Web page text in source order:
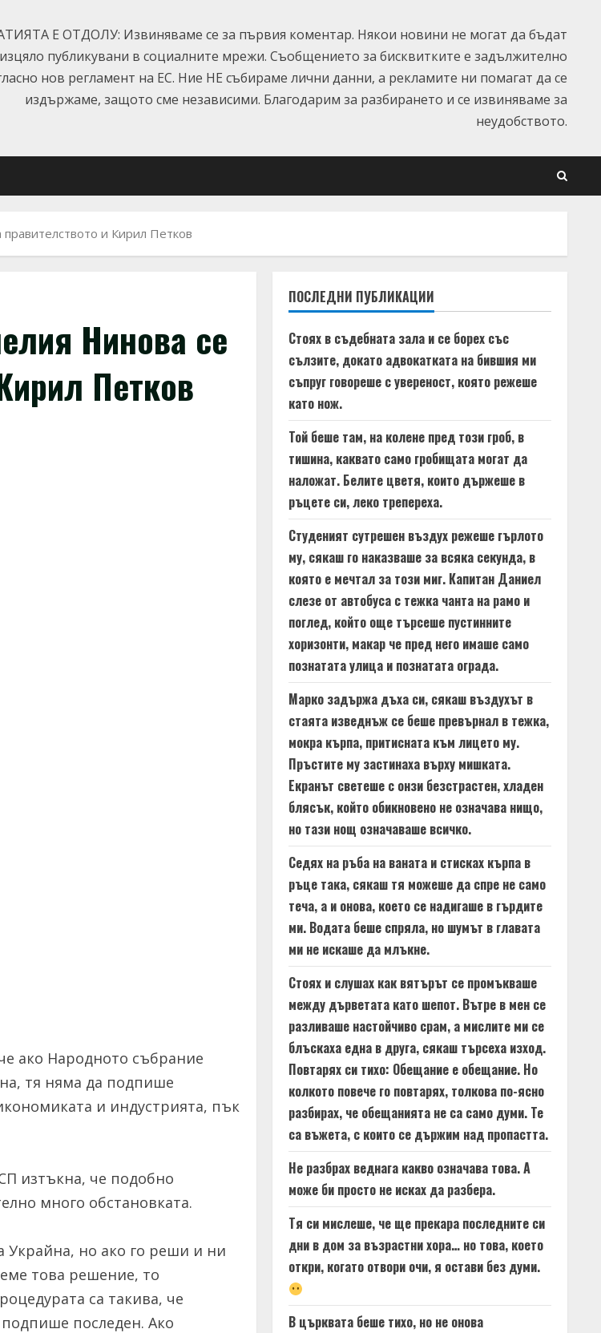
Е ОТДОЛУ: Извиняваме се за първия коментар. Някои новини не могат да бъдат
изцяло публикувани в социалните мрежи. Съобщението за бисквитките е задължително
нов регламент на ЕС. Ние НЕ събираме лични данни, а рекламите ни помагат да се
издържаме, защото сме независими. Благодарим за разбирането и се извиняваме за
неудобството.
и Кирил Петков
Нинова се
Петков
ако Народното събрание
тя няма да подпише
и индустрията, пък
изтъкна, че подобно
много обстановката.
Украйна, но ако го реши и ни
това решение, то
са такива, че
последен. Ако
ПОСЛЕДНИ ПУБЛИКАЦИИ
Стоях в съдебната зала и се борех със
сълзите, докато адвокатката на бившия ми
съпруг говореше с увереност, която режеше
като нож.
Той беше там, на колене пред този гроб, в
тишина, каквато само гробищата могат да
наложат. Белите цветя, които държеше в
ръцете си, леко трепереха.
Студеният сутрешен въздух режеше гърлото
му, сякаш го наказваше за всяка секунда, в
която е мечтал за този миг. Капитан Даниел
слезе от автобуса с тежка чанта на рамо и
поглед, който още търсеше пустинните
хоризонти, макар че пред него имаше само
познатата улица и познатата ограда.
Марко задържа дъха си, сякаш въздухът в
стаята изведнъж се беше превърнал в тежка,
мокра кърпа, притисната към лицето му.
Пръстите му застинаха върху мишката.
Екранът светеше с онзи безстрастен, хладен
блясък, който обикновено не означава нищо,
но тази нощ означаваше всичко.
Седях на ръба на ваната и стисках кърпа в
ръце така, сякаш тя можеше да спре не само
теча, а и онова, което се надигаше в гърдите
ми. Водата беше спряла, но шумът в главата
ми не искаше да млъкне.
Стоях и слушах как вятърът се промъкваше
между дърветата като шепот. Вътре в мен се
разливаше настойчиво срам, а мислите ми се
блъскаха една в друга, сякаш търсеха изход.
Повтарях си тихо: Обещание е обещание. Но
колкото повече го повтарях, толкова по-ясно
разбирах, че обещанията не са само думи. Те
са въжета, с които се държим над пропастта.
Не разбрах веднага какво означава това. А
може би просто не исках да разбера.
Тя си мислеше, че ще прекара последните си
дни в дом за възрастни хора… но това, което
откри, когато отвори очи, я остави без думи.
В църквата беше тихо, но не онова